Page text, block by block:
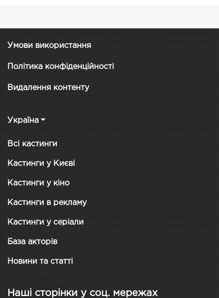
Умови використання
Політика конфіденційності
Видалення контенту
Україна
Всі кастинги
Кастинги у Києві
Кастинги у кіно
Кастинги в рекламу
Кастинги у серіали
База акторів
Новини та статті
Наші сторінки у соц. мережах